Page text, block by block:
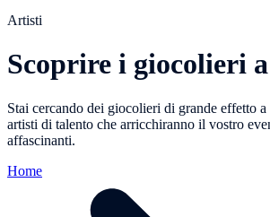
Artisti
Scoprire i giocolieri
Stai cercando dei giocolieri di grande effetto
artisti di talento che arricchiranno il vostro
affascinanti.
Home